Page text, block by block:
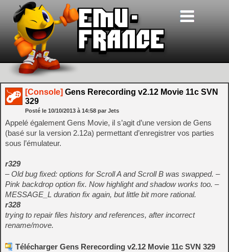
[Console] Gens Rerecording v2.12 Movie 11c SVN
329
Posté le 10/10/2013 à 14:58 par Jets
Appelé également Gens Movie, il s’agit d’une version de Gens
(basé sur la version 2.12a) permettant d’enregistrer vos parties
sous l’émulateur.
r329
– Old bug fixed: options for Scroll A and Scroll B was swapped. –
Pink backdrop option fix. Now highlight and shadow works too. –
MESSAGE_L duration fix again, but little bit more rational.
r328
trying to repair files history and references, after incorrect
rename/move.
Télécharger Gens Rerecording v2.12 Movie 11c SVN 329